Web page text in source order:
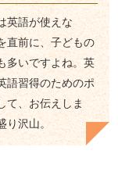
英語が使えな
直前に、子どもの
多いですよね。英
語習得のためのポ
て、お伝えしま
り沢山。